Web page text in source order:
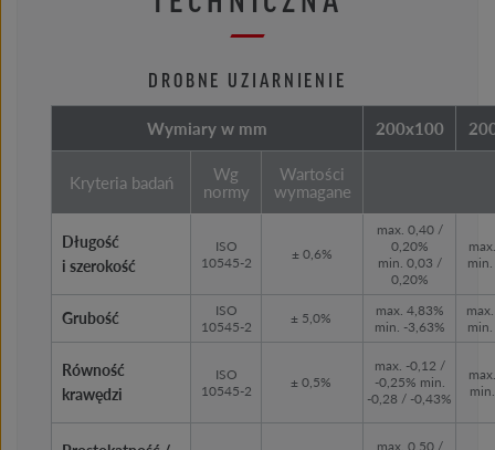
DROBNE UZIARNIENIE
Wymiary w mm 200x100
Kryteria badań Wg
normy
Wartości
wymagane
Długość
i szerokość
ISO
10545-2
± 0,6%
max. 0,40 /
0,20%
min. 0,03 /
0,20%
Grubość
ISO
10545-2
± 5,0%
max. 4,83%
min. -3,63%
Równość
krawędzi
ISO
10545-2
± 0,5%
max. -0,12 /
-0,25% min.
-0,28 / -0,43%
max. 0,50 /